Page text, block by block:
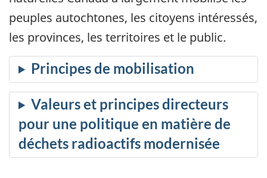
peuples autochtones, les citoyens intéressés,
les provinces, les territoires et le public.